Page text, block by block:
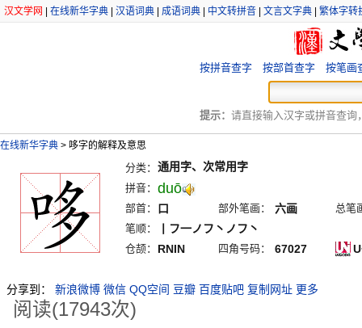
汉文学网 在线新华字典 汉语词典 成语词典 中文转拼音 文言文字典 繁体字转
按拼音查字 按部首查字 按笔画
提示： 请直接输入汉字或拼音查询
在线新华字典 > 哆字的解释及意思
分类： 通用字、次常用字
拼音： duō
部首： 口 部外笔画： 六画
总笔
笔顺：
丨フ一ノフ丶ノフ丶
仓颉： RNIN 四角号码： 67027
分享到： 新浪微博 微信 QQ空间 豆瓣 百度贴吧 复制网址 更多
阅读(17943次)